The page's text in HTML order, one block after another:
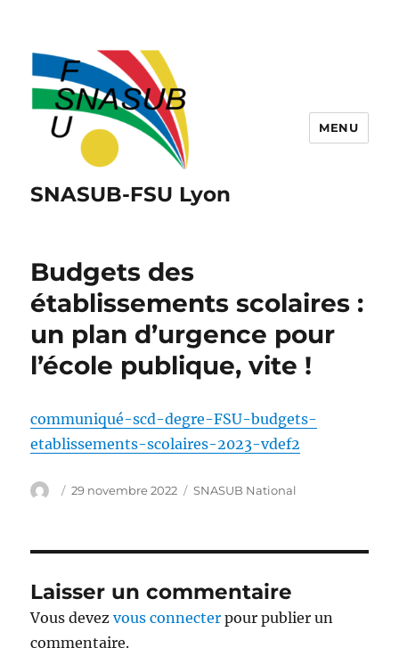
SNASUB-FSU Lyon
MENU
Budgets des
établissements scolaires :
un plan d’urgence pour
l’école publique, vite !
communiqué-scd-degre-FSU-budgets-
etablissements-scolaires-2023-vdef2
Auteur
Publié
29 novembre 2022 Catégories
SNASUB National
Laisser un commentaire
Vous devezvous connecter pour publier un
commentaire.